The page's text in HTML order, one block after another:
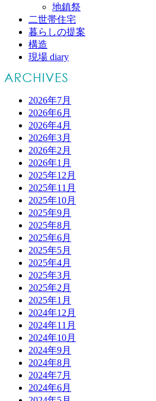
地鎮祭
二世帯住宅
暮らしの提案
構造
現場 diary
2026年7月
2026年6月
2026年4月
2026年3月
2026年2月
2026年1月
2025年12月
2025年11月
2025年10月
2025年9月
2025年8月
2025年6月
2025年5月
2025年4月
2025年3月
2025年2月
2025年1月
2024年12月
2024年11月
2024年10月
2024年9月
2024年8月
2024年7月
2024年6月